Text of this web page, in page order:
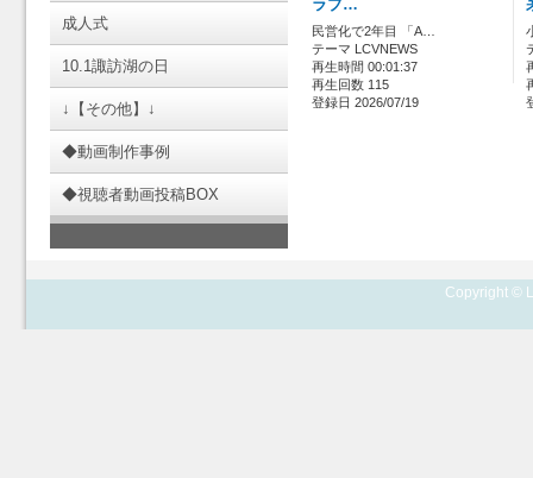
成人式
10.1諏訪湖の日
↓【その他】↓
◆動画制作事例
◆視聴者動画投稿BOX
ラブ…
民営化で2年目 「A…
テーマ LCVNEWS
再生時間 00:01:37
再生回数 115
登録日 2026/07/19
Copyright ©